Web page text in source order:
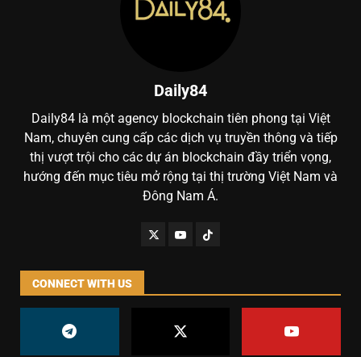
Daily84
Daily84 là một agency blockchain tiên phong tại Việt
Nam, chuyên cung cấp các dịch vụ truyền thông và tiếp
thị vượt trội cho các dự án blockchain đầy triển vọng,
hướng đến mục tiêu mở rộng tại thị trường Việt Nam và
Đông Nam Á.
CONNECT WITH US